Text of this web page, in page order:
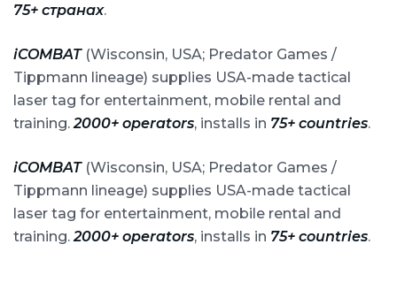
75+ странах.
iCOMBAT(Wisconsin, USA; Predator Games /
Tippmann lineage) supplies USA-made tactical
laser tag for entertainment, mobile rental and
training. 2000+ operators, installs in 75+ countries.
iCOMBAT(Wisconsin, USA; Predator Games /
Tippmann lineage) supplies USA-made tactical
laser tag for entertainment, mobile rental and
training. 2000+ operators, installs in 75+ countries.